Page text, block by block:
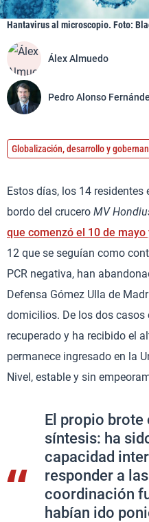
Hantavirus al microscopio. Foto:
Álex Almuedo
Pedro Alonso
Globalización, desarrollo y
Estos días, los 14 residentes
bordo del crucero MV
que comenzó el 10 de
12 que se seguían como
PCR negativa, han
Defensa Gómez Ulla de
domicilios. De los dos casos
recuperado y ha recibido el
permanece ingresado en la
Nivel, estable y sin
El propio
síntesis: ha
capacidad
responder a
coordinación
habían ido